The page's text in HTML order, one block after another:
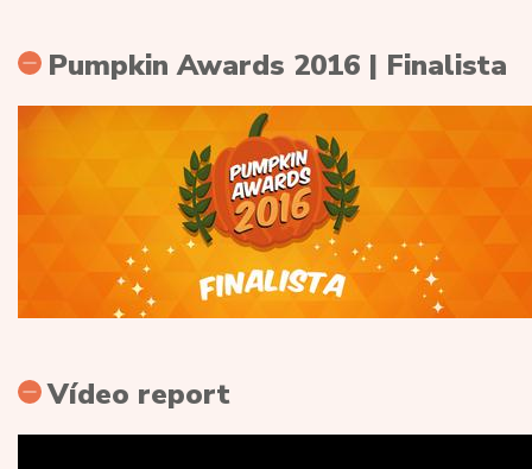
Pumpkin Awards 2016 | Finalista
Vídeo report